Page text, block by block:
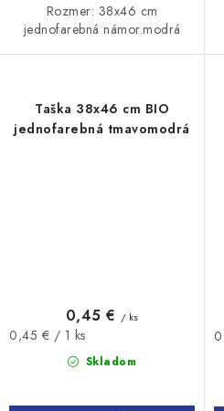
Rozmer: 38x46 cm
jednofarebná námor.modrá
Taška 38x46 cm BIO
jednofarebná tmavomodrá
Skladom
0,45 € / ks
Jednotková
0,45 € / 1 ks